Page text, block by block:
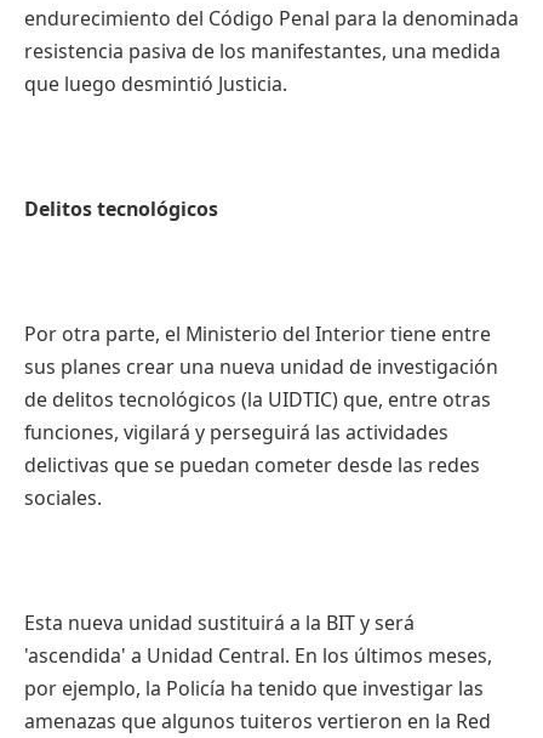
endurecimiento del Código Penal para la denominada
resistencia pasiva de los manifestantes, una medida
que luego desmintió Justicia.
Delitos tecnológicos
Por otra parte, el Ministerio del Interior tiene entre
sus planes crear una nueva unidad de investigación
de delitos tecnológicos (la UIDTIC) que, entre otras
funciones, vigilará y perseguirá las actividades
delictivas que se puedan cometer desde las redes
sociales.
Esta nueva unidad sustituirá a la BIT y será
'ascendida' a Unidad Central. En los últimos meses,
por ejemplo, la Policía ha tenido que investigar las
amenazas que algunos tuiteros vertieron en la Red